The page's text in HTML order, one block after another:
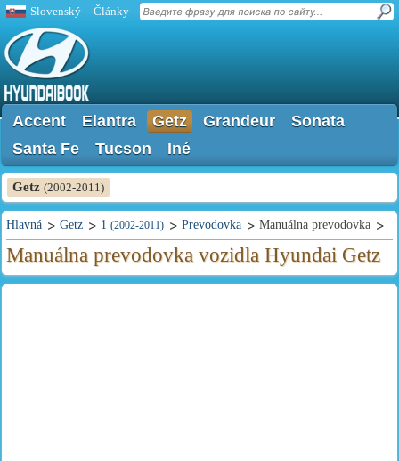
Slovenský Články
Accent Elantra Getz Grandeur
Sonata
Santa Fe
Tucson Iné
Getz (2002-2011)
Hlavná Getz 1 (2002-2011) Prevodovka Manuálna prevodovka
Manuálna prevodovka vozidla Hyundai Getz